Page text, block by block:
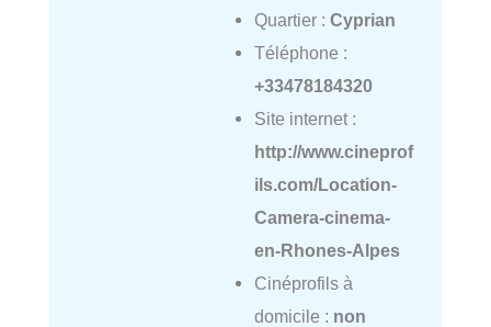
Quartier : Cyprian
Téléphone :
+33478184320
Site internet :
http://www.cineprof
ils.com/Location-
Camera-cinema-
en-Rhones-Alpes
Cinéprofils à
domicile : non